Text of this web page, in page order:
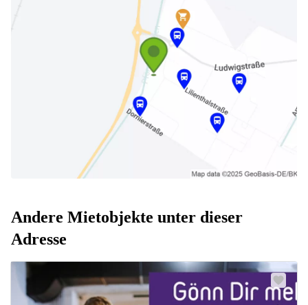
Andere Mietobjekte unter dieser
Adresse